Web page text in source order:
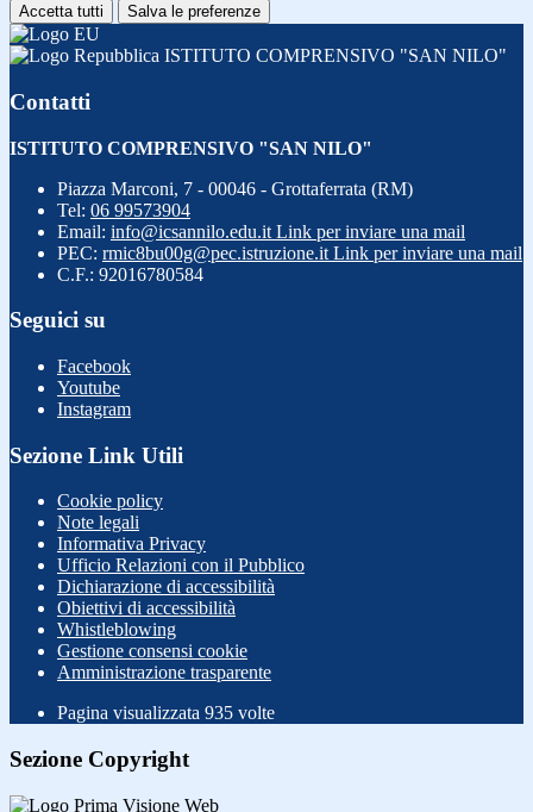
Accetta tutti Salva le preferenze
ISTITUTO COMPRENSIVO "SAN NILO"
Contatti
ISTITUTO COMPRENSIVO "SAN NILO"
Piazza Marconi, 7 - 00046 - Grottaferrata (RM)
Tel: 06 99573904
Email: info@icsannilo.edu.it Link per inviare una mail
PEC: rmic8bu00g@pec.istruzione.it Link per inviare una mail
C.F.: 92016780584
Seguici su
Facebook
Youtube
Instagram
Sezione Link Utili
Cookie policy
Note legali
Informativa Privacy
Ufficio Relazioni con il Pubblico
Dichiarazione di accessibilità
Obiettivi di accessibilità
Whistleblowing
Gestione consensi cookie
Amministrazione trasparente
Pagina visualizzata 935 volte
Sezione Copyright